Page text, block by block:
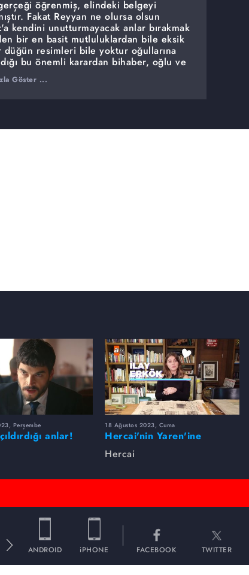
öğrenmiş, elindeki belgeyi
Fakat Reyyan ne olursa olsun
kendini unutturmayacak anlar bırakmak
bir en basit mutluluklardan bile eksik
düğün resimleri bile yoktur oğullarına
bu önemli karardan bihaber, oğlu ve
için harekete geçer. Yarım kalan
Bu büyük sevdayı, bir düğünle
için inşa ettikleri yeni ortamı
Göster ...
Perşembe
anlar!
18 Ağustos 2023, Cuma
Hercai'nin Yaren'ine
sorduk, hakkında merak
Hercai
ANDROID iPHONE FACEBOOK TWITTER